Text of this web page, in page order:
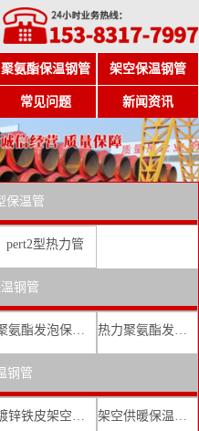
聚氨酯保温钢管 架空保温钢管
常见问题 新闻资讯
保温管
pert2型热力管
钢管
聚氨酯发泡保温钢管价格 热力聚氨酯发泡直埋保温钢管
钢管
镀锌铁皮架空保温管 架空供暖保温钢管